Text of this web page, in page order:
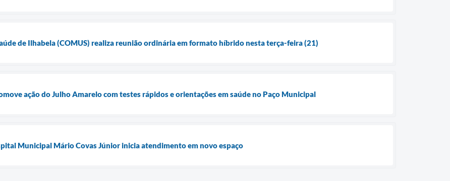
de Ilhabela (COMUS) realiza reunião ordinária em formato híbrido nesta terça-feira (21)
ação do Julho Amarelo com testes rápidos e orientações em saúde no Paço Municipal
Municipal Mário Covas Júnior inicia atendimento em novo espaço